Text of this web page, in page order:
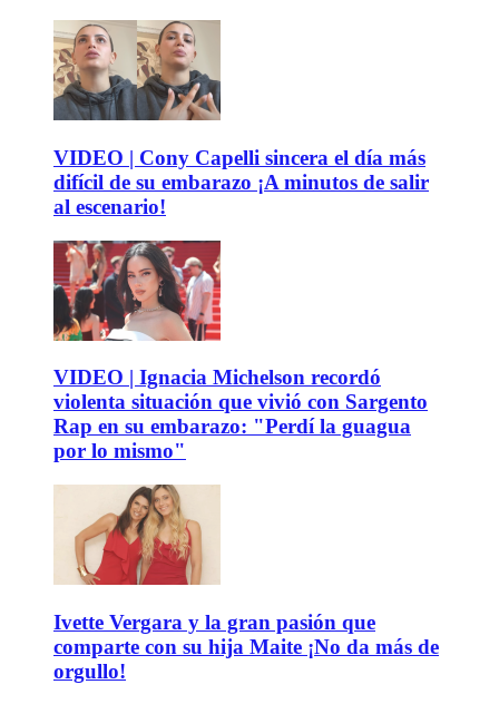
VIDEO | Cony Capelli sincera el día más
difícil de su embarazo ¡A minutos de salir
al escenario!
VIDEO | Ignacia Michelson recordó
violenta situación que vivió con Sargento
Rap en su embarazo: "Perdí la guagua
por lo mismo"
Ivette Vergara y la gran pasión que
comparte con su hija Maite ¡No da más de
orgullo!